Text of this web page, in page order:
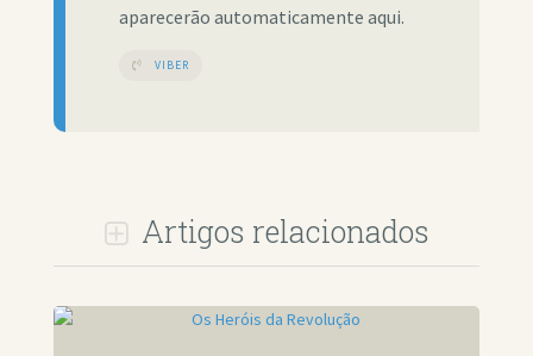
aparecerão automaticamente aqui.
VIBER
Artigos relacionados